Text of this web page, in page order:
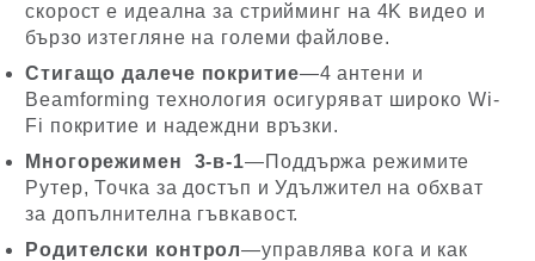
скорост е идеална за стрийминг на 4K видео и
бързо изтегляне на големи файлове.
Стигащо далече покритие—4 антени и
Beamforming технология осигуряват широко Wi-
Fi покритие и надеждни връзки.
Многорежимен 3-в-1—Поддържа режимите
Рутер, Точка за достъп и Удължител на обхват
за допълнителна гъвкавост.
Родителски контрол—управлява кога и как